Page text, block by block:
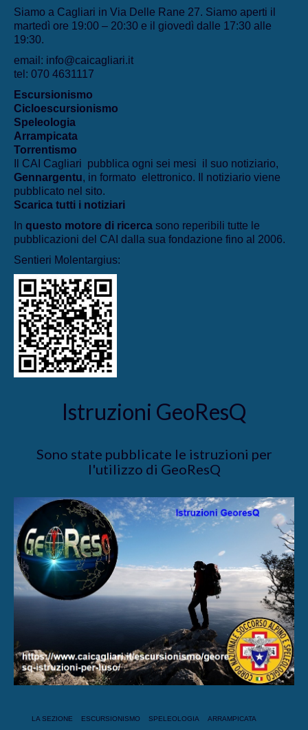
Siamo a Cagliari in Via Delle Rane 27. Siamo aperti il
martedì ore 19:00 – 20:30 e il giovedì dalle 17:30 alle
19:30.
email: info@caicagliari.it
tel: 070 4631117
Escursionismo
Cicloescursionismo
Speleologia
Arrampicata
Torrentismo
Il CAI Cagliari pubblica ogni sei mesi il suo notiziario,
Gennargentu, in formato elettronico. Il notiziario viene
pubblicato nel sito.
Scarica tutti i notiziari
In questo motore di ricerca sono reperibili tutte le
pubblicazioni del CAI dalla sua fondazione fino al 2006.
Sentieri Molentargius:
Istruzioni GeoResQ
Sono state pubblicate le istruzioni per
l'utilizzo di GeoResQ
LA SEZIONE ESCURSIONISMO SPELEOLOGIA ARRAMPICATA